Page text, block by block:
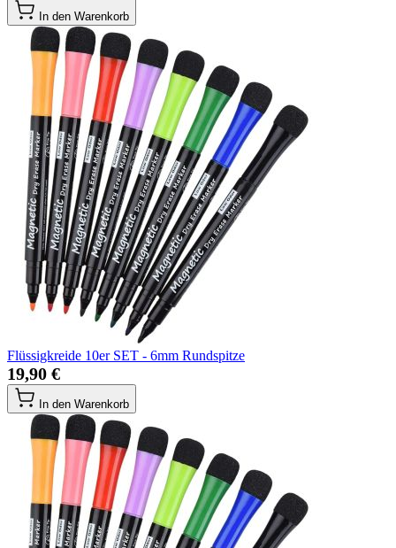
In den Warenkorb
Flüssigkreide 10er SET - 6mm Rundspitze
19,90 €
In den Warenkorb